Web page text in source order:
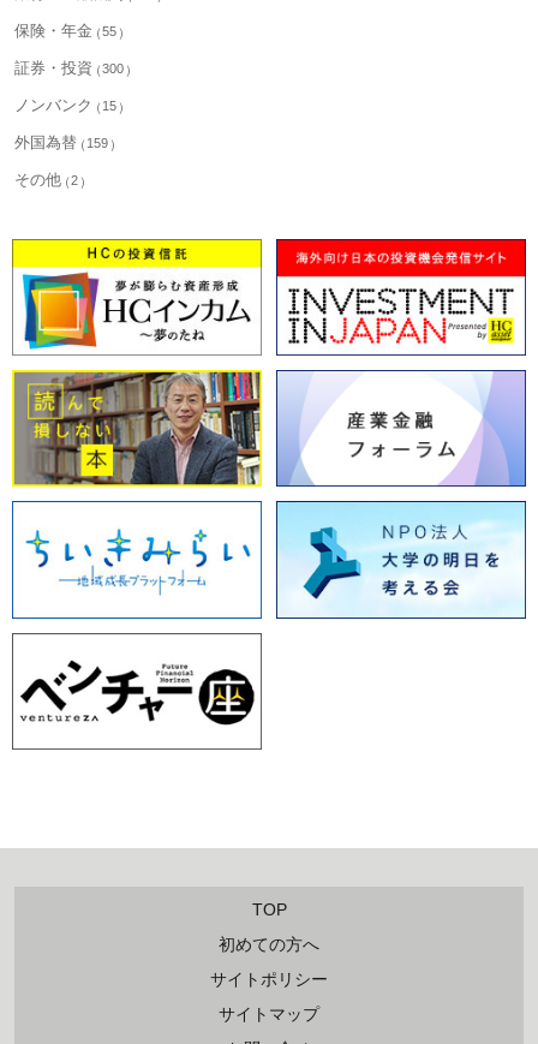
保険・年金 55
証券・投資 300
ノンバンク 15
外国為替 159
その他 2
TOP
初めての方へ
サイトポリシー
サイトマップ